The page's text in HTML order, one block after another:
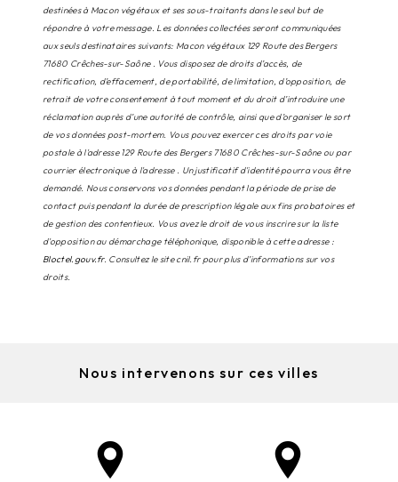
destinées à Macon végétaux et ses sous-traitants dans le seul but de
répondre à votre message. Les données collectées seront communiquées
aux seuls destinataires suivants: Macon végétaux 129 Route des Bergers
71680 Crêches-sur-Saône . Vous disposez de droits d’accès, de
rectification, d’effacement, de portabilité, de limitation, d’opposition, de
retrait de votre consentement à tout moment et du droit d’introduire une
réclamation auprès d’une autorité de contrôle, ainsi que d’organiser le sort
de vos données post-mortem. Vous pouvez exercer ces droits par voie
postale à l'adresse 129 Route des Bergers 71680 Crêches-sur-Saône ou par
courrier électronique à l'adresse . Un justificatif d'identité pourra vous être
demandé. Nous conservons vos données pendant la période de prise de
contact puis pendant la durée de prescription légale aux fins probatoires et
de gestion des contentieux. Vous avez le droit de vous inscrire sur la liste
d'opposition au démarchage téléphonique, disponible à cette adresse :
Bloctel.gouv.fr. Consultez le site cnil.fr pour plus d’informations sur vos
droits.
Nous intervenons sur ces villes